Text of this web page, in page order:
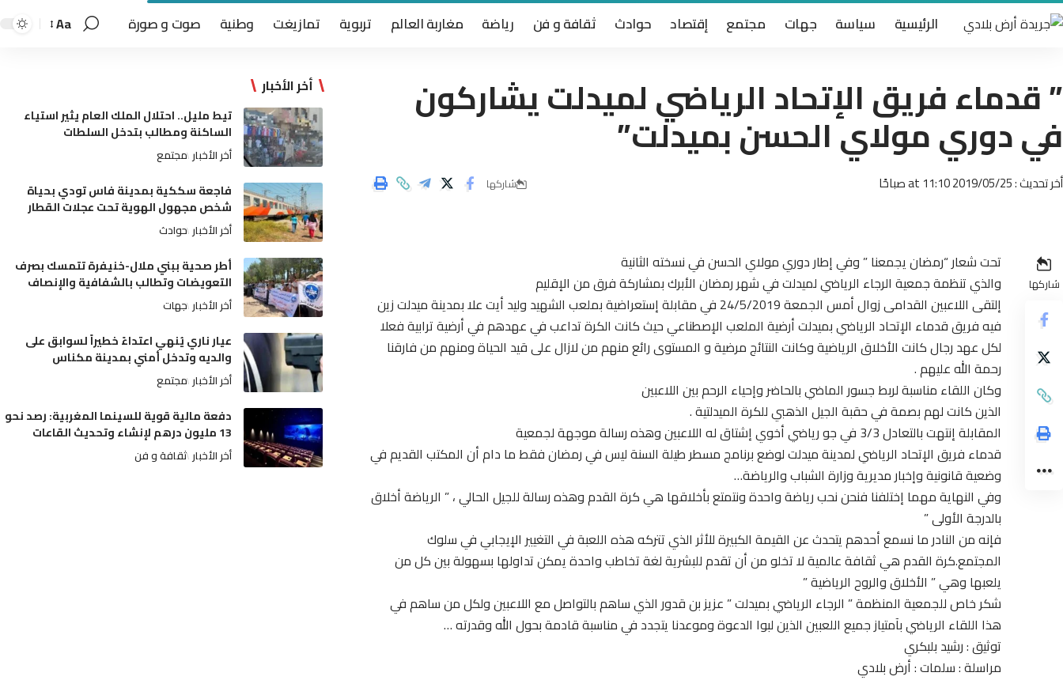
الرئيسية سياسة جهات مجتمع إقتصاد حوادث ثقافة و فن رياضة مغاربة العالم تربوية تمازيغت وطنية صوت و صورة Aa
” قدماء فريق الإتحاد الرياضي لميدلت يشاركون
في دوري مولاي الحسن بميدلت”
أخر تحديث : 2019/05/25 at 11:10 صباحًا شاركها
شاركها
تحت شعار “رمضان يجمعنا ” وفي إطار دوري مولاي الحسن في نسخته الثانية
والذي تنظمة جمعية الرجاء الرياضي لميدلت في شهر رمضان الأبرك بمشاركة فرق من الإقليم
إلتقى اللاعبين القدامى زوال أمس الجمعة 24/5/2019 في مقابلة إستعراضية بملعب الشهيد وليد أيت علا بمدينة ميدلت زين
فيه فريق قدماء الإتحاد الرياضي بميدلت أرضية الملعب الإصطناعي حيث كانت الكرة تداعب في عهدهم في أرضية ترابية فعلا
لكل عهد رجال كانت الأخلاق الرياضية وكانت النتائج مرضية و المستوى رائع منهم من لازال على قيد الحياة ومنهم من فارقنا
رحمة الله عليهم .
وكان اللقاء مناسبة لربط جسور الماضي بالحاضر وإحياء الرحم بين اللاعبين
الذين كانت لهم بصمة في حقبة الجيل الذهبي للكرة الميدلتية .
المقابلة إنتهت بالتعادل 3/3 في جو رياضي أخوي إشتاق له اللاعبين وهذه رسالة موجهة لجمعية
قدماء فريق الإتحاد الرياضي لمدينة ميدلت لوضع برنامج مسطر طيلة السنة ليس في رمضان فقط ما دام أن المكتب القديم في
وضعية قانونية وإخبار مديرية وزارة الشباب والرياضة…
وفي النهاية مهما إختلفنا فنحن نحب رياضة واحدة ونتمتع بأخلاقها هي كرة القدم وهذه رسالة للجيل الحالي ، ” الرياضة أخلاق
بالدرجة الأولى ”
فإنه من النادر ما نسمع أحدهم يتحدث عن القيمة الكبيرة للأثر الذي تتركه هذه اللعبة في التغيير الإيجابي في سلوك
المجتمع.كرة القدم هي ثقافة عالمية لا تخلو من أن تقدم للبشرية لغة تخاطب واحدة يمكن تداولها بسهولة بين كل من
يلعبها وهي ” الأخلاق والروح الرياضية ”
شكر خاص للجمعية المنظمة ” الرجاء الرياضي بميدلت ” عزيز بن قدور الذي ساهم بالتواصل مع اللاعبين ولكل من ساهم في
هذا اللقاء الرياضي بآمتياز جميع اللعبين الذين لبوا الدعوة وموعدنا يتجدد في مناسبة قادمة بحول الله وقدرته …
توثيق : رشيد بلبكري
مراسلة : سلمات : أرض بلادي
أخر الأخبار
تيط مليل.. احتلال الملك العام يثير استياء
الساكنة ومطالب بتدخل السلطات
أخر الأخبار مجتمع
فاجعة سككية بمدينة فاس تودي بحياة
شخص مجهول الهوية تحت عجلات القطار
أخر الأخبار حوادث
أطر صحية ببني ملال-خنيفرة تتمسك بصرف
التعويضات وتطالب بالشفافية والإنصاف
أخر الأخبار جهات
عيار ناري يُنهي اعتداءً خطيراً لسوابق على
والديه وتدخل أمني بمدينة مكناس
أخر الأخبار مجتمع
دفعة مالية قوية للسينما المغربية: رصد نحو
13 مليون درهم لإنشاء وتحديث القاعات
أخر الأخبار ثقافة و فن